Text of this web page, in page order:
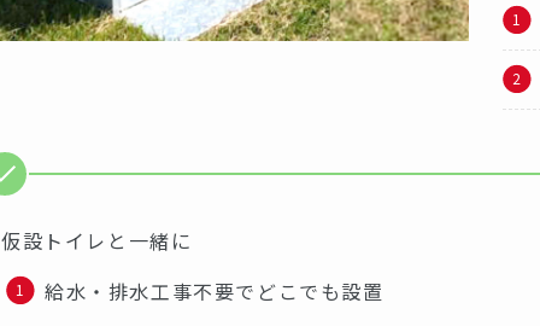
仮設トイレと一緒に
給水・排水工事不要でどこでも設置